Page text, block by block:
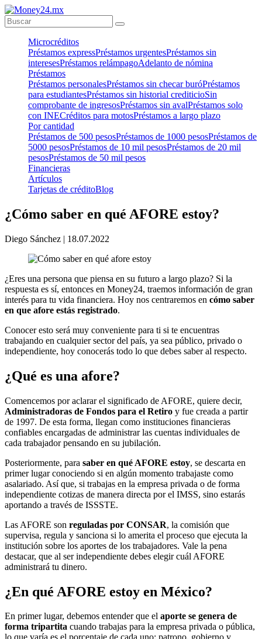
Microcréditos
Préstamos expressPréstamos urgentesPréstamos sin
interesesPréstamos relámpagoAdelanto de nómina
Préstamos
Préstamos personalesPréstamos sin checar buróPréstamos
para estudiantesPréstamos sin historial crediticioSin
comprobante de ingresosPréstamos sin avalPréstamos solo
con INECréditos para motosPréstamos a largo plazo
Por cantidad
Préstamos de 500 pesosPréstamos de 1000 pesosPréstamos de
5000 pesosPréstamos de 10 mil pesosPréstamos de 20 mil
pesosPréstamos de 50 mil pesos
Financieras
Artículos
Tarjetas de créditoBlog
¿Cómo saber en qué AFORE estoy?
Diego Sánchez | 18.07.2022
¿Eres una persona que piensa en su futuro a largo plazo? Si la
respuesta es sí, entonces en Money24, traemos información de gran
interés para tu vida financiera. Hoy nos centraremos en cómo saber
en que afore estás registrado.
Conocer esto será muy conveniente para ti si te encuentras
trabajando en cualquier sector del país, ya sea público, privado o
independiente, hoy conocerás todo lo que debes saber al respecto.
¿Qué es una afore?
Comencemos por aclarar el significado de AFORE, quiere decir,
Administradoras de Fondos para el Retiro y fue creada a partir
de 1997. De esta forma, llegan como instituciones financieras
confiables encargadas de administrar las cuentas individuales de
cada trabajador pensando en su jubilación.
Posteriormente, para saber en qué AFORE estoy, se descarta en
primer lugar conociendo si en algún momento trabajaste como
asalariado. Así que, si trabajas en la empresa privada o de forma
independiente cotizas de manera directa por el IMSS, sino estarás
aportando a través de ISSSTE.
Las AFORE son reguladas por CONSAR, la comisión que
supervisa, regula y sanciona si lo amerita el proceso que ejecuta la
institución sobre los aportes de los trabajadores. Vale la pena
destacar, que al ser independiente debes elegir cuál AFORE
administrará tu dinero.
¿En qué AFORE estoy en México?
En primer lugar, debemos entender que el aporte se genera de
forma tripartita cuando trabajas para la empresa privada o pública,